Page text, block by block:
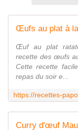
Œuf au plat
recette des œufs
Cette recette
repas du soir e...